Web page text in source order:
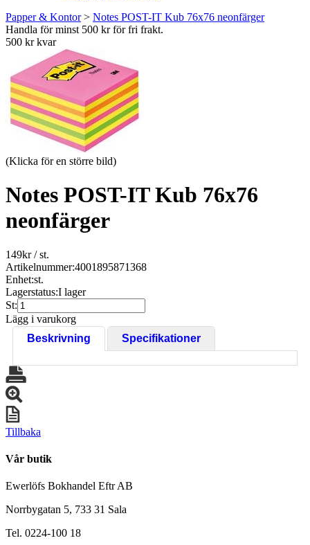
Papper & Kontor> Notes POST-IT Kub 76x76 neonfärger
Handla för minst 500 kr för fri frakt.
500 kr kvar
(Klicka för en större bild)
Notes POST-IT Kub 76x76
neonfärger
149kr/ st.
Artikelnummer:4001895871368
Enhet:st.
Lagerstatus:I lager
St:
Lägg i varukorg
Beskrivning
Specifikationer
Tillbaka
Vår butik
Ewerlöfs Bokhandel Eftr AB
Norrbygatan 5, 733 31 Sala
Tel. 0224-100 18